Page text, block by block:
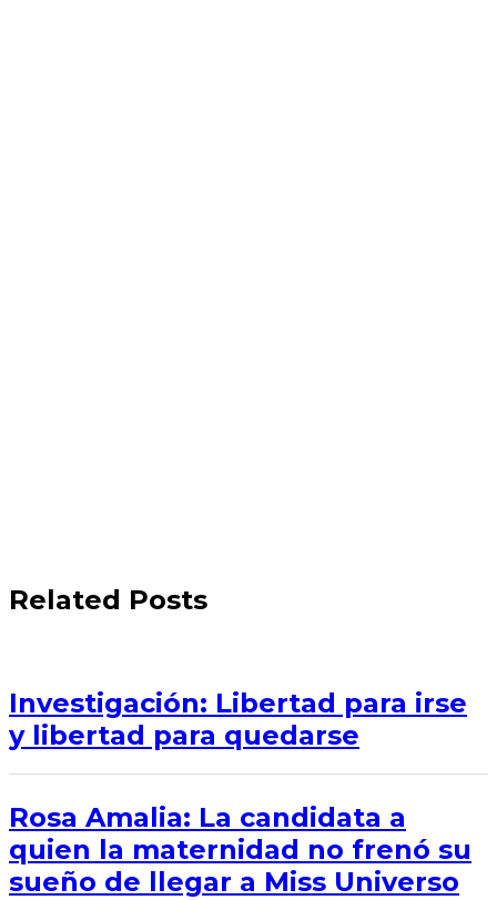
Related Posts
Investigación: Libertad para irse
y libertad para quedarse
Rosa Amalia: La candidata a
quien la maternidad no frenó su
sueño de llegar a Miss Universo